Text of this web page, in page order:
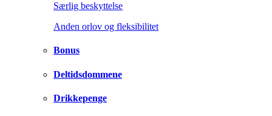
Særlig beskyttelse
Anden orlov og fleksibilitet
Bonus
Deltidsdommene
Drikkepenge